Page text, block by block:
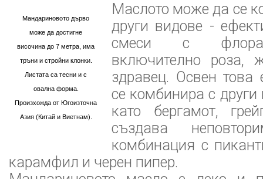
Мандариновото дърво
може да достигне
височина до 7 метра, има
тръни и стройни клонки.
Листата са тесни и с
овална форма.
Произхожда от Югоизточна
Азия (Китай и Виетнам).
Маслото може да се
други видове -
смеси с
включително роза,
здравец. Освен това
се комбинира с
като бергамот,
създава
комбинация с
карамфил и черен пипер.